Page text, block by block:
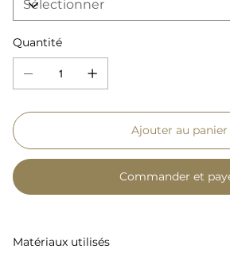
Quantité
Ajouter au panier
Commander et
Matériaux utilisés